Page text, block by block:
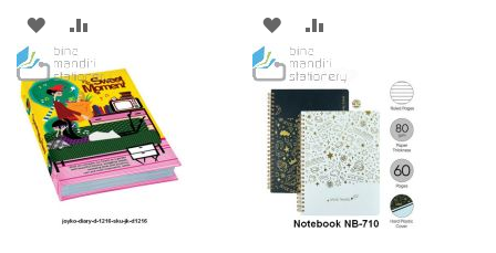
ADD
TO
WISH
LIST
TO
COMPARE
ADD
TO
LIST
TO
COMPARE